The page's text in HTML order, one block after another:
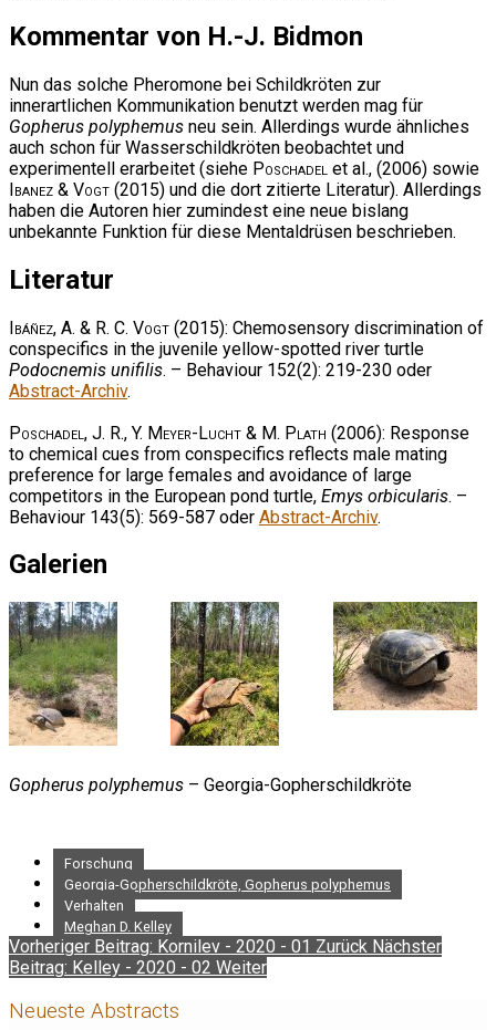
Kommentar von H.-J. Bidmon
Nun das solche Pheromone bei Schildkröten zur
innerartlichen Kommunikation benutzt werden mag für
Gopherus polyphemus neu sein. Allerdings wurde ähnliches
auch schon für Wasserschildkröten beobachtet und
experimentell erarbeitet (siehe Poschadel et al., (2006) sowie
Ibanez & Vogt (2015) und die dort zitierte Literatur). Allerdings
haben die Autoren hier zumindest eine neue bislang
unbekannte Funktion für diese Mentaldrüsen beschrieben.
Literatur
Ibáñez, A. & R. C. Vogt (2015): Chemosensory discrimination of
conspecifics in the juvenile yellow-spotted river turtle
Podocnemis unifilis. – Behaviour 152(2): 219-230 oder
Abstract-Archiv.
Poschadel, J. R., Y. Meyer-Lucht & M. Plath (2006): Response
to chemical cues from conspecifics reflects male mating
preference for large females and avoidance of large
competitors in the European pond turtle, Emys orbicularis. –
Behaviour 143(5): 569-587 oder Abstract-Archiv.
Galerien
Gopherus polyphemus – Georgia-Gopherschildkröte
Forschung
Georgia-Gopherschildkröte, Gopherus polyphemus
Verhalten
Meghan D. Kelley
Vorheriger Beitrag: Kornilev - 2020 - 01 Zurück Nächster
Beitrag: Kelley - 2020 - 02 Weiter
Neueste Abstracts